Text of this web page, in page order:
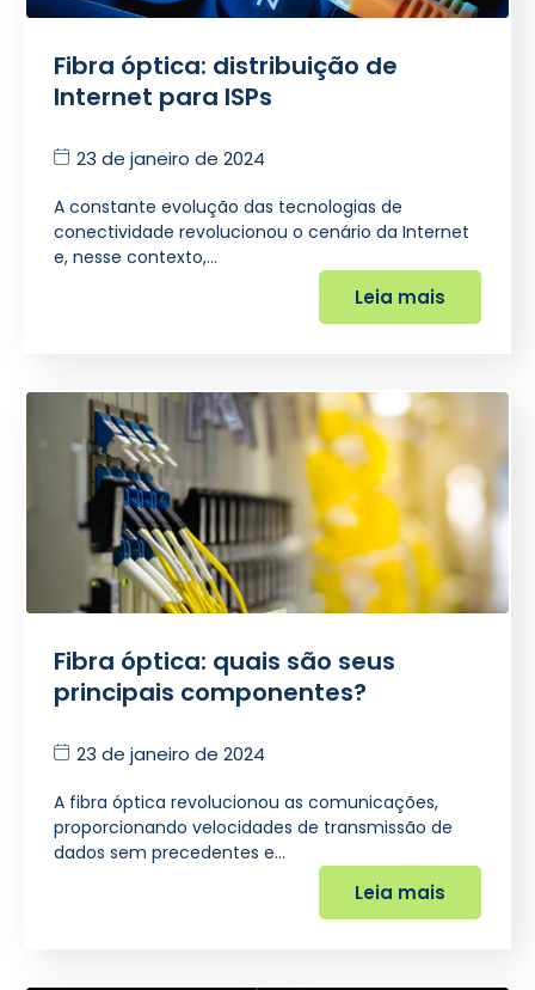
Fibra óptica: distribuição de
Internet para ISPs
23 de janeiro de 2024
A constante evolução das tecnologias de
conectividade revolucionou o cenário da Internet
e, nesse contexto,…
Leia mais
Fibra óptica: quais são seus
principais componentes?
23 de janeiro de 2024
A fibra óptica revolucionou as comunicações,
proporcionando velocidades de transmissão de
dados sem precedentes e…
Leia mais